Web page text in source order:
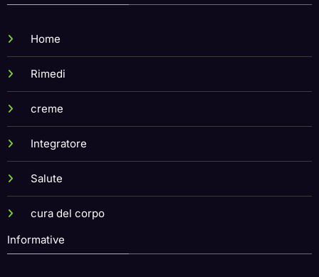
Home
Rimedi
creme
Integratore
Salute
cura del corpo
Informative